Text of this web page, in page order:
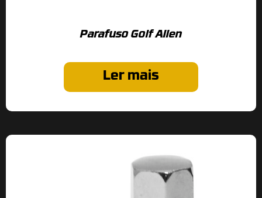
Parafuso Golf Allen
Ler mais